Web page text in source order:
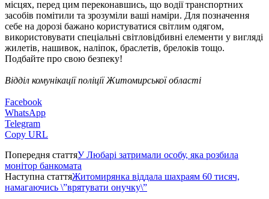
місцях, перед цим переконавшись, що водії транспортних
засобів помітили та зрозуміли ваші наміри. Для позначення
себе на дорозі бажано користуватися світлим одягом,
використовувати спеціальні світловідбивні елементи у вигляді
жилетів, нашивок, наліпок, браслетів, брелоків тощо.
Подбайте про свою безпеку!
Відділ комунікації поліції Житомирської області
Facebook
WhatsApp
Telegram
Copy URL
Попередня статтяУ Любарі затримали особу, яка розбила
монітор банкомата
Наступна статтяЖитомирянка віддала шахраям 60 тисяч,
намагаючись \”врятувати онучку\”